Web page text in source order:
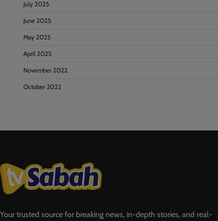
July 2025
June 2025
May 2025
April 2025
November 2022
October 2022
Your trusted source for breaking news, in-depth stories, and real-